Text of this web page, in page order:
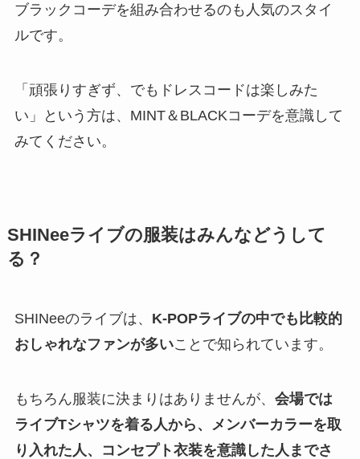
ブラックコーデを組み合わせるのも人気のスタイ
ルです。
「頑張りすぎず、でもドレスコードは楽しみた
い」という方は、MINT＆BLACKコーデを意識して
みてください。
SHINeeライブの服装はみんなどうして
る？
SHINeeのライブは、 K-POPライブの中でも比較的
おしゃれなファンが多いことで知られています。
もちろん服装に決まりはありませんが、 会場では
ライブTシャツを着る人から、メンバーカラーを取
り入れた人、コンセプト衣装を意識した人までさ